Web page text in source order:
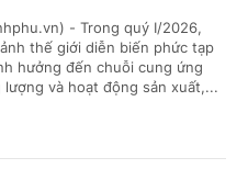
- Trong quý I/2026,
thế giới diễn biến phức tạp
hưởng đến chuỗi cung ứng
lượng và hoạt động sản xuất,...